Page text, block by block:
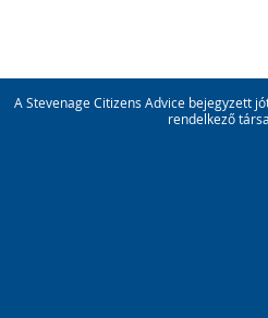
A Stevenage Citizens Advice bejegyzett
rendelkező